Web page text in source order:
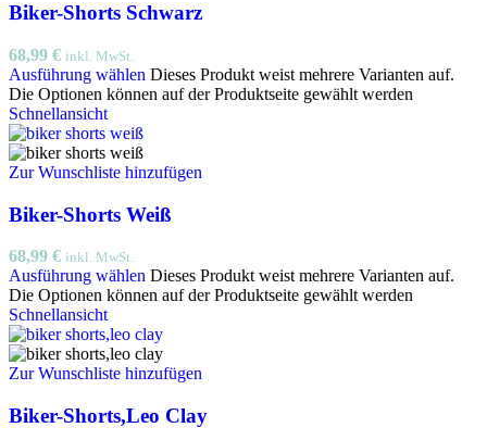
Biker-Shorts Schwarz
68,99 € inkl. MwSt.
Ausführung wählen Dieses Produkt weist mehrere Varianten auf.
Die Optionen können auf der Produktseite gewählt werden
Schnellansicht
Zur Wunschliste hinzufügen
Biker-Shorts Weiß
68,99 € inkl. MwSt.
Ausführung wählen Dieses Produkt weist mehrere Varianten auf.
Die Optionen können auf der Produktseite gewählt werden
Schnellansicht
Zur Wunschliste hinzufügen
Biker-Shorts,Leo Clay